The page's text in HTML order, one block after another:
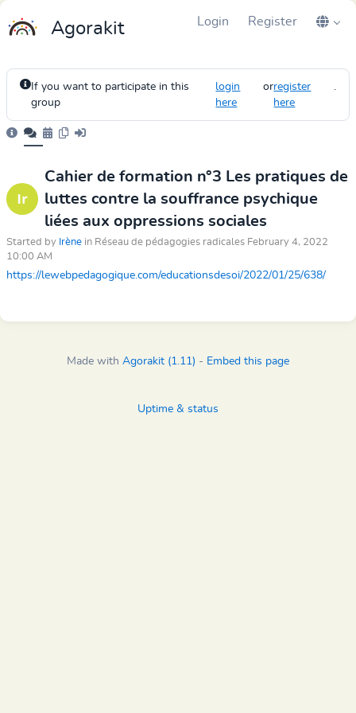
Agorakit Login Register
If you want to participate in this
group
login
here
orregister
here
.
Cahier de formation n°3 Les pratiques de
luttes contre la souffrance psychique
liées aux oppressions sociales
Started by Irène in Réseau de pédagogies radicales February 4, 2022
10:00 AM
https://lewebpedagogique.com/educationsdesoi/2022/01/25/638/
Made with Agorakit (1.11) - Embed this page
Uptime & status